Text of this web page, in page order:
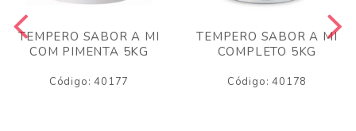
TEMPERO SABOR A MI
COM PIMENTA 5KG
Código: 40177
TEMPERO SABOR A MI
COMPLETO 5KG
Código: 40178